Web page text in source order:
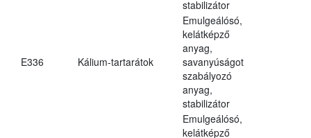
stabilizátor
E336 Kálium-tartarátok
Emulgeálósó,
kelátképző
anyag,
savanyúságot
szabályozó
anyag,
stabilizátor
Emulgeálósó,
kelátképző